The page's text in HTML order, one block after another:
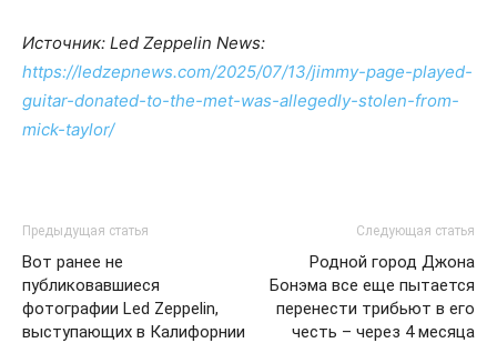
Источник: Led Zeppelin News:
https://ledzepnews.com/2025/07/13/jimmy-page-played-
guitar-donated-to-the-met-was-allegedly-stolen-from-
mick-taylor/
Предыдущая статья
Вот ранее не
публиковавшиеся
фотографии Led Zeppelin,
выступающих в Калифорнии
Следующая статья
Родной город Джона
Бонэма все еще пытается
перенести трибьют в его
честь – через 4 месяца